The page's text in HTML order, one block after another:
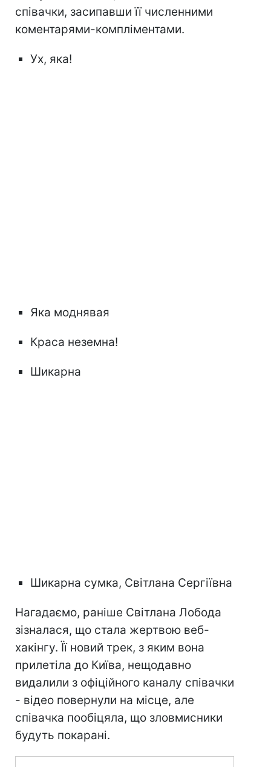
співачки, засипавши її численними
коментарями-компліментами.
Ух, яка!
Яка моднявая
Краса неземна!
Шикарна
Шикарна сумка, Світлана Сергіївна
Нагадаємо, раніше Світлана Лобода
зізналася, що стала жертвою веб-
хакінгу. Її новий трек, з яким вона
прилетіла до Київа, нещодавно
видалили з офіційного каналу співачки
- відео повернули на місце, але
співачка пообіцяла, що зловмисники
будуть покарані.